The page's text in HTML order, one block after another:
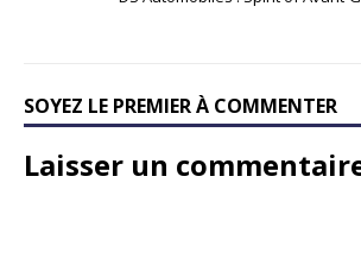
SOYEZ LE PREMIER À COMMENTER
Laisser un